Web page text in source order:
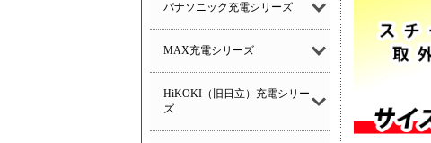
パナソニック充電シリーズ
MAX充電シリーズ
HiKOKI（旧日立）充電シリー
ズ